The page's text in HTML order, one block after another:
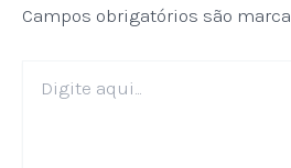
Campos obrigatórios são
aqui...